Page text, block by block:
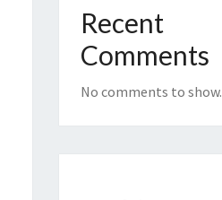
Recent
Comments
No comments to show.